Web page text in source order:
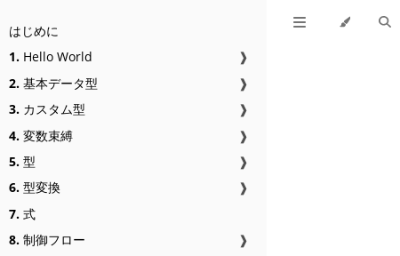
はじめに
1. Hello World
❱
2. 基本データ型
❱
3. カスタム型
❱
4. 変数束縛
❱
5. 型
❱
6. 型変換
❱
7. 式
8. 制御フロー
❱